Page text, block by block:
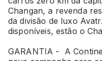
Changan, a revenda
da divisão de luxo
disponíveis, estão o
GARANTIA - A